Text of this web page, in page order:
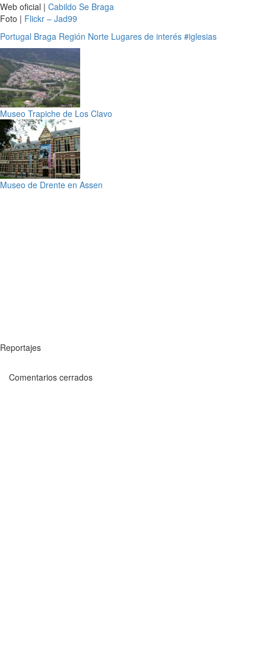
Web oficial | Cabildo Se Braga
Foto | Flickr – Jad99
Portugal Braga Región Norte Lugares de interés #iglesias
Museo Trapiche de Los Clavo
Museo de Drente en Assen
Reportajes
Comentarios cerrados